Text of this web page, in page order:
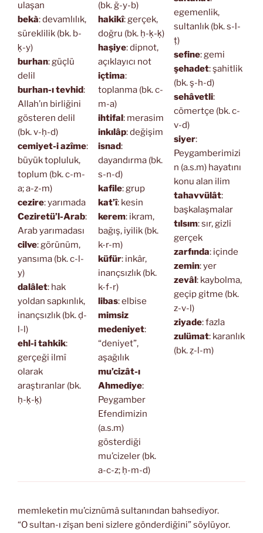
ulaşan
bekà: devamlılık,
süreklilik (bk. b-
ḳ-y)
burhan: güçlü
delil
burhan-ı tevhid:
Allah’ın birliğini
gösteren delil
(bk. v-ḥ-d)
cemiyet-i azîme:
büyük topluluk,
toplum (bk. c-m-
a; a-z-m)
cezire: yarımada
Ceziretü’l-Arab:
Arab yarımadası
cilve: görünüm,
yansıma (bk. c-l-
y)
dalâlet: hak
yoldan sapkınlık,
inançsızlık (bk. ḍ-
l-l)
ehl-i tahkik:
gerçeği ilmî
olarak
araştıranlar (bk.
ḥ-ḳ-ḳ)
(bk. ğ-y-b)
hakikî: gerçek,
doğru (bk. ḥ-ḳ-ḳ)
haşiye: dipnot,
açıklayıcı not
içtima:
toplanma (bk. c-
m-a)
ihtifal: merasim
inkılâp: değişim
isnad:
dayandırma (bk.
s-n-d)
kafile: grup
kat’î: kesin
kerem: ikram,
bağış, iyilik (bk.
k-r-m)
küfür: inkâr,
inançsızlık (bk.
k-f-r)
libas: elbise
mimsiz
medeniyet:
“deniyet”,
aşağılık
mu’cizât-ı
Ahmediye:
Peygamber
Efendimizin
(a.s.m)
gösterdiği
mu’cizeler (bk.
a-c-z; ḥ-m-d)
egemenlik,
sultanlık (bk. s-l-
ṭ)
sefine: gemi
şehadet: şahitlik
(bk. ş-h-d)
sehâvetli:
cömertçe (bk. c-
v-d)
siyer:
Peygamberimizi
n (a.s.m) hayatını
konu alan ilim
tahavvülât:
başkalaşmalar
tılsım: sır, gizli
gerçek
zarfında: içinde
zemin: yer
zevâl: kaybolma,
geçip gitme (bk.
z-v-l)
ziyade: fazla
zulümat: karanlık
(bk. ẓ-l-m)
memleketin mu’ciznümâ sultanından bahsediyor.
“O sultan-ı zîşan beni sizlere gönderdiğini” söylüyor.